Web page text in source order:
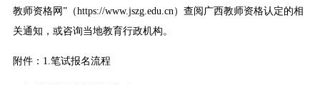
教师资格网”（https://www.jszg.edu.cn）查阅广西教师资格认定的相
关通知，或咨询当地教育行政机构。
附件：1.笔试报名流程